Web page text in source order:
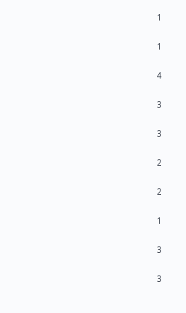
1
1
4
3
3
2
2
1
3
3